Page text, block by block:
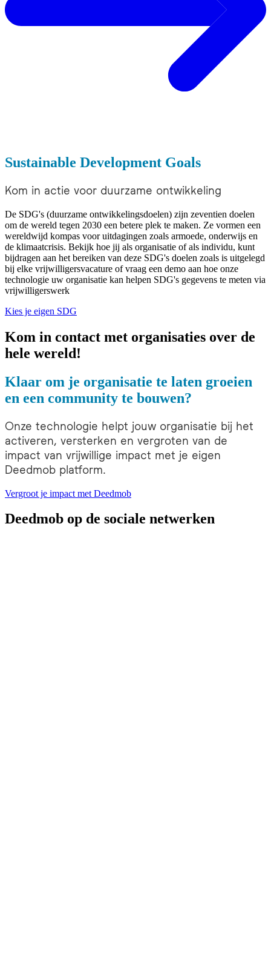
Sustainable Development Goals
Kom in actie voor duurzame ontwikkeling
De SDG's (duurzame ontwikkelingsdoelen) zijn zeventien doelen
om de wereld tegen 2030 een betere plek te maken. Ze vormen een
wereldwijd kompas voor uitdagingen zoals armoede, onderwijs en
de klimaatcrisis. Bekijk hoe jij als organisatie of als individu, kunt
bijdragen aan het bereiken van deze SDG's doelen zoals is uitgelegd
bij elke vrijwilligersvacature of vraag een demo aan hoe onze
technologie uw organisatie kan helpen SDG's gegevens te meten via
vrijwilligerswerk
Kies je eigen SDG
Kom in contact met organisaties over de
hele wereld!
Klaar om je organisatie te laten groeien
en een community te bouwen?
Onze technologie helpt jouw organisatie bij het
activeren, versterken en vergroten van de
impact van vrijwillige impact met je eigen
Deedmob platform.
Vergroot je impact met Deedmob
Deedmob op de sociale netwerken